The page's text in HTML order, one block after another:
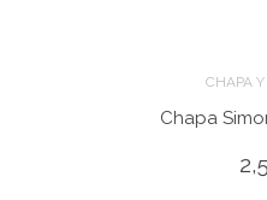
CHAPA
Chapa